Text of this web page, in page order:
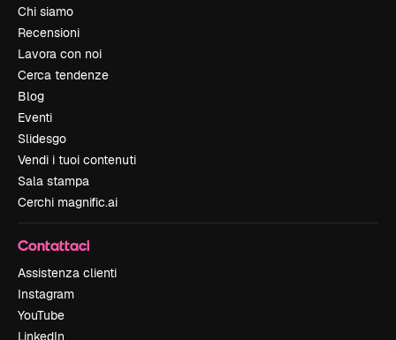
Chi siamo
Recensioni
Lavora con noi
Cerca tendenze
Blog
Eventi
Slidesgo
Vendi i tuoi contenuti
Sala stampa
Cerchi magnific.ai
Contattaci
Assistenza clienti
Instagram
YouTube
LinkedIn